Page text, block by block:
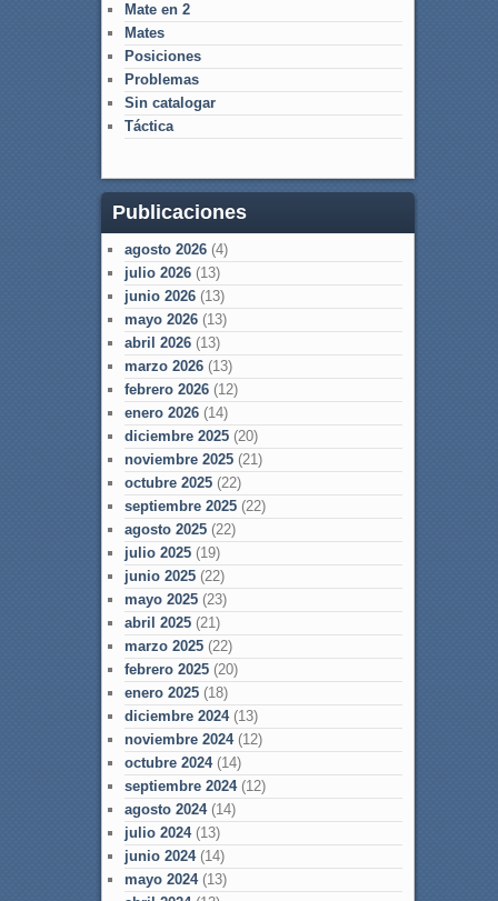
Mate en 2
Mates
Posiciones
Problemas
Sin catalogar
Táctica
Publicaciones
agosto 2026(4)
julio 2026(13)
junio 2026(13)
mayo 2026(13)
abril 2026(13)
marzo 2026(13)
febrero 2026(12)
enero 2026(14)
diciembre 2025(20)
noviembre 2025(21)
octubre 2025(22)
septiembre 2025(22)
agosto 2025(22)
julio 2025(19)
junio 2025(22)
mayo 2025(23)
abril 2025(21)
marzo 2025(22)
febrero 2025(20)
enero 2025(18)
diciembre 2024(13)
noviembre 2024(12)
octubre 2024(14)
septiembre 2024(12)
agosto 2024(14)
julio 2024(13)
junio 2024(14)
mayo 2024(13)